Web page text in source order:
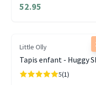
52.95
Little Olly
Tapis enfant - Huggy
5(1)